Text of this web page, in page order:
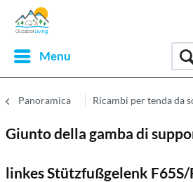
Menu
Panoramica Ricambi per tenda da
Giunto della gamba di
linkes Stützfußgelenk F65S/